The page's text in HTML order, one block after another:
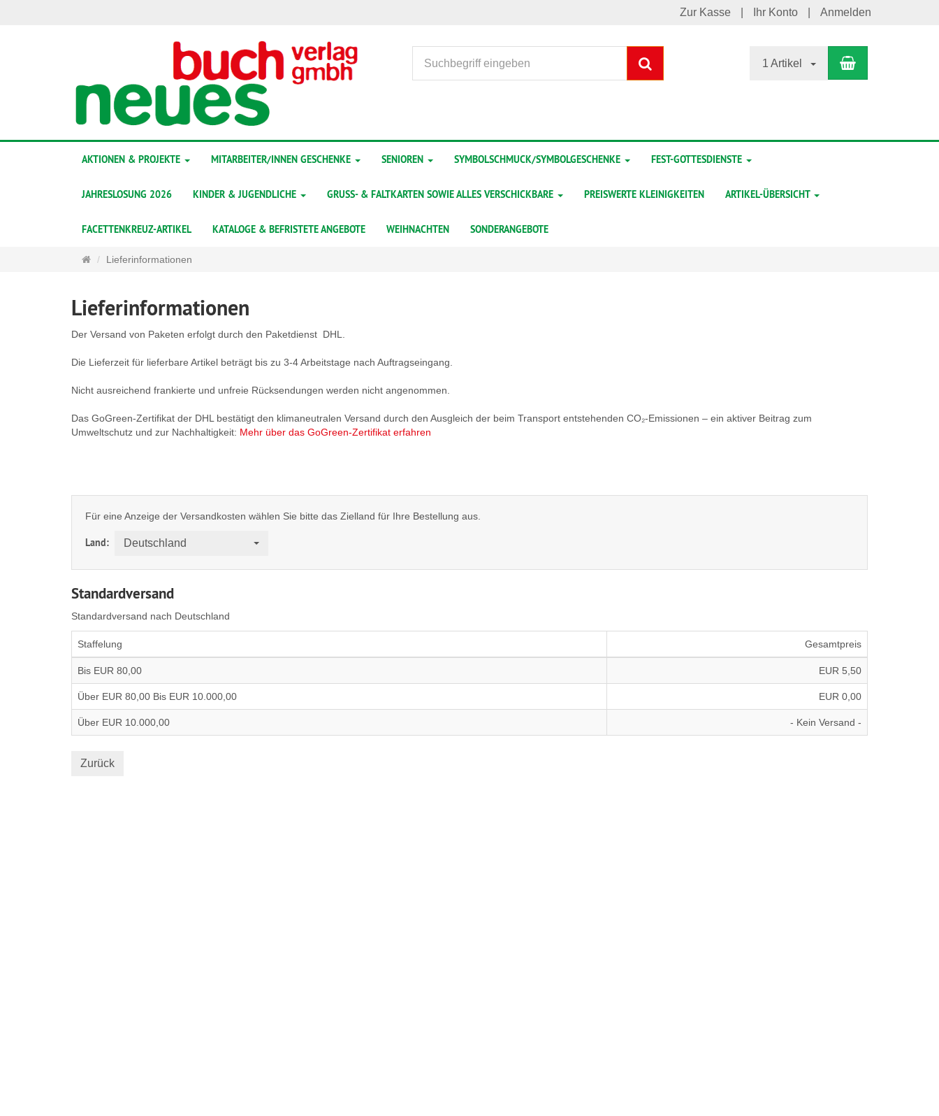
Zur Kasse Ihr Konto Anmelden
1 Artikel Warenkorb
AKTIONEN & PROJEKTE MITARBEITER/INNEN GESCHENKE SENIOREN SYMBOLSCHMUCK/SYMBOLGESCHENKE FEST-GOTTESDIENSTE
JAHRESLOSUNG 2026 KINDER & JUGENDLICHE GRUSS- & FALTKARTEN SOWIE ALLES VERSCHICKBARE PREISWERTE KLEINIGKEITEN ARTIKEL-ÜBERSICHT
FACETTENKREUZ-ARTIKEL KATALOGE & BEFRISTETE ANGEBOTE WEIHNACHTEN SONDERANGEBOTE
Startseite
Lieferinformationen
Lieferinformationen
Der Versand von Paketen erfolgt durch den Paketdienst DHL.
Die Lieferzeit für lieferbare Artikel beträgt bis zu 3-4 Arbeitstage nach Auftragseingang.
Nicht ausreichend frankierte und unfreie Rücksendungen werden nicht angenommen.
Das GoGreen-Zertifikat der DHL bestätigt den klimaneutralen Versand durch den Ausgleich der beim Transport entstehenden CO₂-Emissionen – ein aktiver Beitrag zum
Umweltschutz und zur Nachhaltigkeit: Mehr über das GoGreen-Zertifikat erfahren
Für eine Anzeige der Versandkosten wählen Sie bitte das Zielland für Ihre Bestellung aus.
Land: Deutschland
Standardversand
Standardversand nach Deutschland
Staffelung Gesamtpreis
Bis EUR 80,00 EUR 5,50
Über EUR 80,00 Bis EUR 10.000,00 EUR 0,00
Über EUR 10.000,00 - Kein Versand -
Zurück